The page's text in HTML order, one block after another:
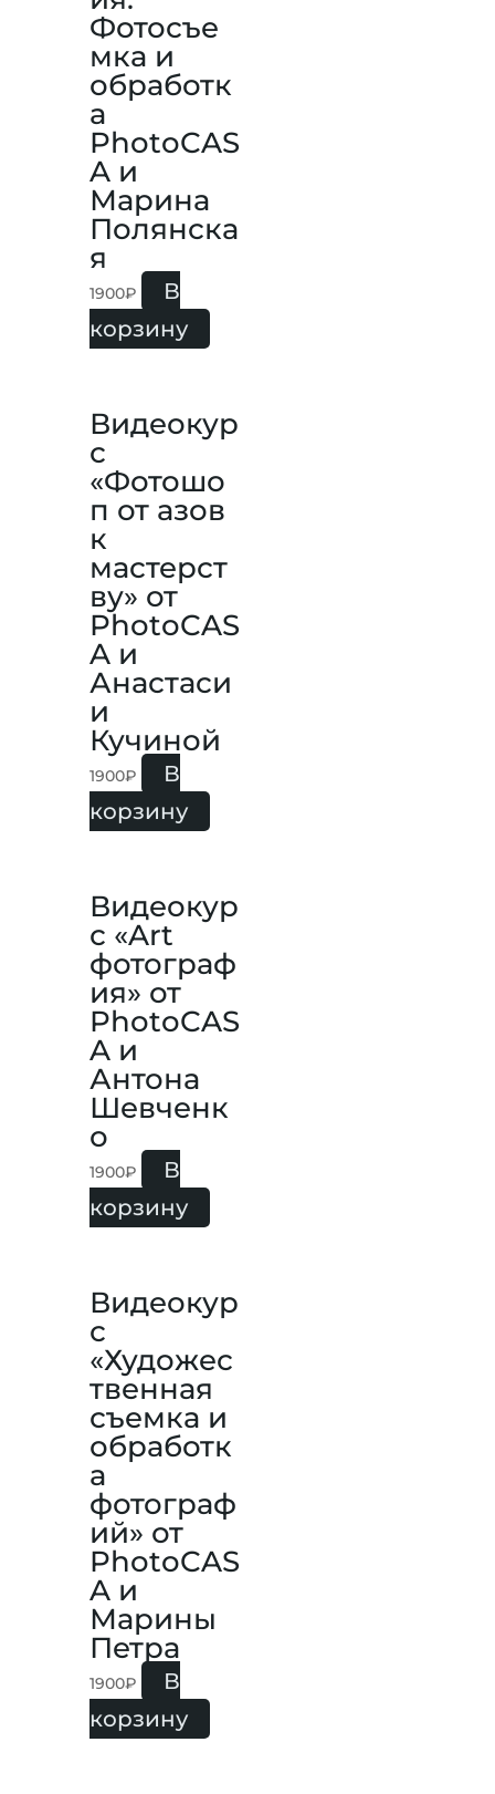
Фотосъе
мка и
обработк
а
PhotoCAS
A и
Марина
Полянска
я
1900₽
В
корзину
Видеокур
с
«Фотошо
п от азов
к
мастерст
ву» от
PhotoCAS
A и
Анастаси
и
Кучиной
1900₽
В
корзину
Видеокур
с «Art
фотограф
ия» от
PhotoCAS
A и
Антона
Шевченк
о
1900₽
В
корзину
Видеокур
с
«Художес
твенная
съемка и
обработк
а
фотограф
ий» от
PhotoCAS
A и
Марины
Петра
1900₽
В
корзину